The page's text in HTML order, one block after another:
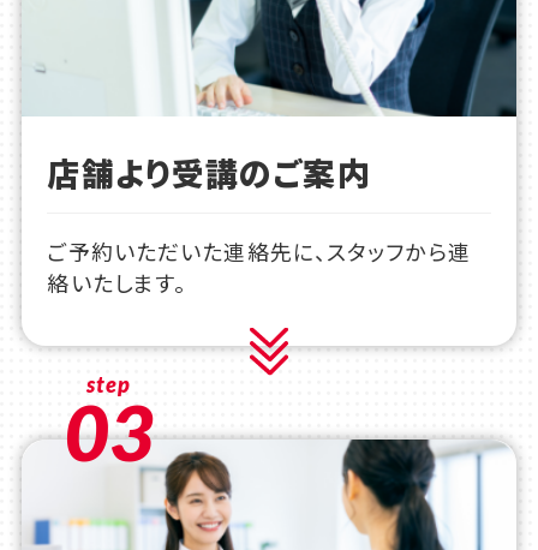
店舗より受講のご案内
ご予約いただいた連絡先に、スタッフから連
絡いたします。
step
03